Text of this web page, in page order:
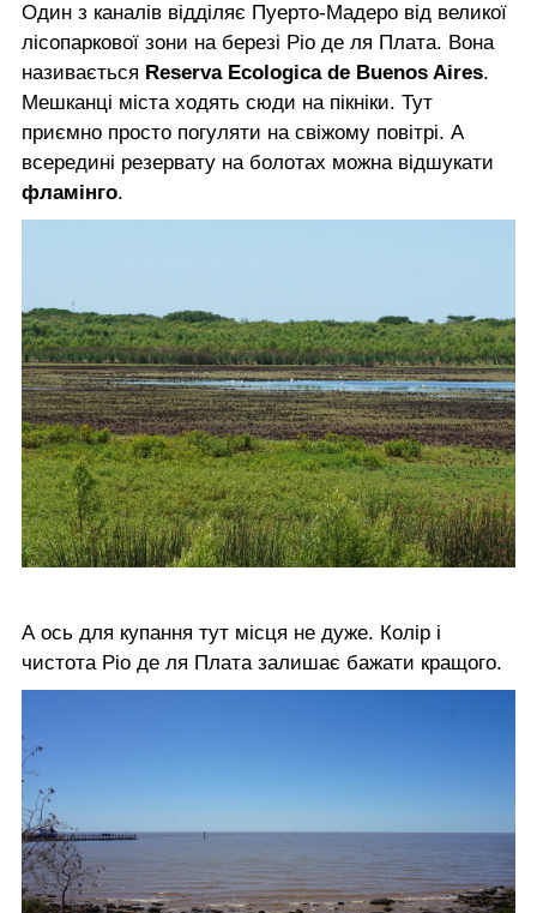
Один з каналів відділяє Пуерто-Мадеро від великої
лісопаркової зони на березі Ріо де ля Плата. Вона
називається Reserva Ecologica de Buenos Aires.
Мешканці міста ходять сюди на пікніки. Тут
приємно просто погуляти на свіжому повітрі. А
всередині резервату на болотах можна відшукати
фламінго.
А ось для купання тут місця не дуже. Колір і
чистота Ріо де ля Плата залишає бажати кращого.